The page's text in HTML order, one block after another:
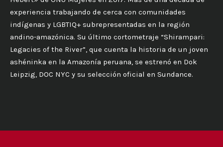
experiencia trabajando de cerca con comunidades
indígenas y LGBTIQ+ subrepresentadas en la región
andino-amazónica. Su último cortometraje “Shirampari:
Legacies of the River”, que cuenta la historia de un joven
ashéninka en la Amazonía peruana, se estrenó en Dok
Leipzig, DOC NYC y su selección oficial en Sundance.